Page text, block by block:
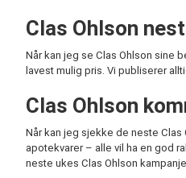
Clas Ohlson
Når kan jeg se Clas Ohlson sine
lavest mulig pris. Vi publiserer
Clas Ohlson
Når kan jeg sjekke de neste
apotekvarer – alle vil ha en god
neste ukes Clas Ohlson